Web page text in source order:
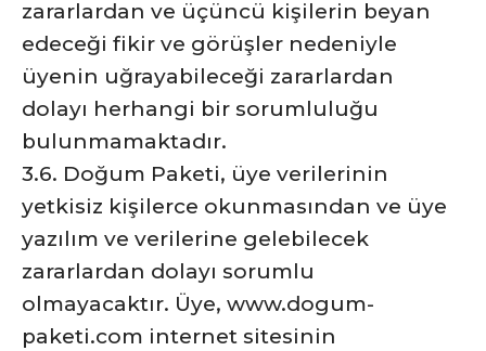
zararlardan ve üçüncü kişilerin beyan
edeceği fikir ve görüşler nedeniyle
üyenin uğrayabileceği zararlardan
dolayı herhangi bir sorumluluğu
bulunmamaktadır.
3.6. Doğum Paketi, üye verilerinin
yetkisiz kişilerce okunmasından ve üye
yazılım ve verilerine gelebilecek
zararlardan dolayı sorumlu
olmayacaktır. Üye, www.dogum-
paketi.com internet sitesinin